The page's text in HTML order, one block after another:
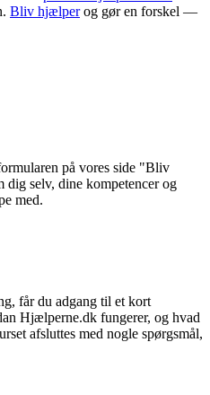
Bliv hjælperog gør en forskel —
på vores side "Bliv
selv, dine kompetencer og
med.
får du adgang til et kort
Hjælperne.dk fungerer, og hvad
afsluttes med nogle spørgsmål,